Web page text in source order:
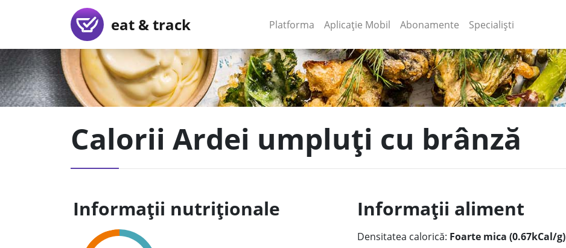
eat & track Platforma (current)
Aplicație Mobil (current)
Abonamente Specialiști
Calorii Ardei umpluți cu brânză
Informații nutriționale Informații aliment
Densitatea calorică: Foarte mica (0.67kCal/g)